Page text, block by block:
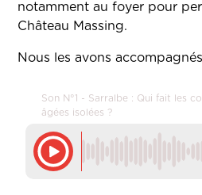
notamment au foyer pour
Château Massing.
Nous les avons
Son N°1 - Sarralbe : Qui fait les
âgées isolées ?